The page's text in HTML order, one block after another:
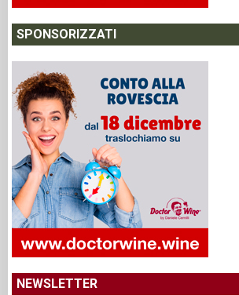
SPONSORIZZATI
NEWSLETTER